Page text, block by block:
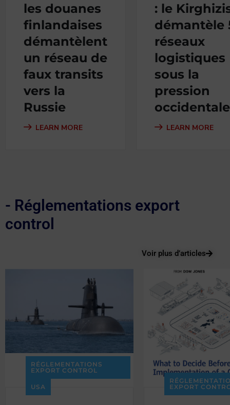
les douanes
finlandaises
démantèlent
un réseau de
faux transits
vers la
Russie
LEARN MORE
: le
démantèle
réseaux
logistiques
sous la
pression
occidentale
LEARN MORE
- Réglementations export
control
Voir plus d’articles
RÉGLEMENTATIONS
EXPORT CONTROL
USA
EXPORT